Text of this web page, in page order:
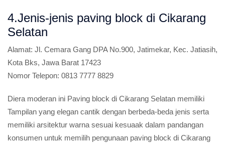
4.Jenis-jenis paving block di Cikarang
Selatan
Alamat: Jl. Cemara Gang DPA No.900, Jatimekar, Kec. Jatiasih,
Kota Bks, Jawa Barat 17423
Nomor Telepon: 0813 7777 8829
Diera moderan ini Paving block di Cikarang Selatan memiliki
Tampilan yang elegan cantik dengan berbeda-beda jenis serta
memiliki arsitektur warna sesuai kesuaak dalam pandangan
konsumen untuk memilih pengunaan paving block di Cikarang